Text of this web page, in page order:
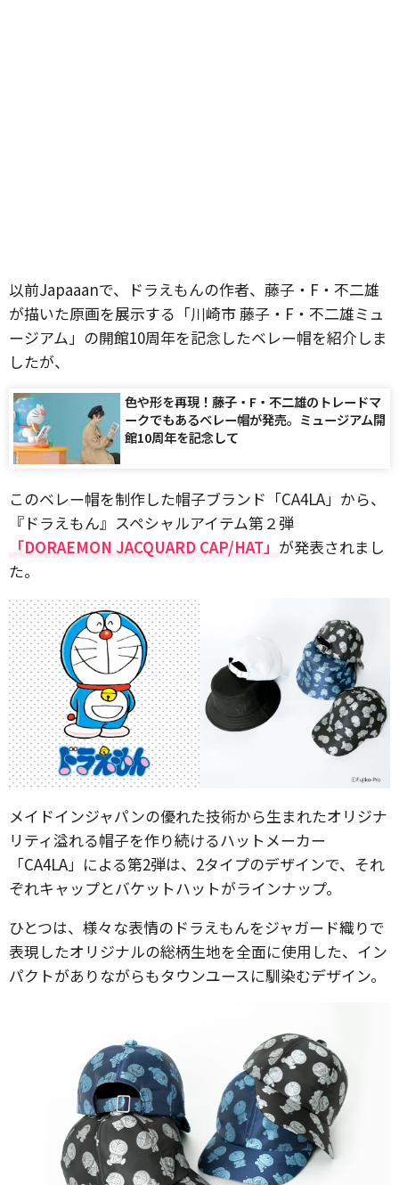
以前Japaaanで、ドラえもんの作者、藤子・F・不二雄
が描いた原画を展示する「川崎市 藤子・F・不二雄ミュ
ージアム」の開館10周年を記念したベレー帽を紹介しま
したが、
色や形を再現！藤子・F・不二雄のトレードマ
ークでもあるベレー帽が発売。ミュージアム開
館10周年を記念して
このベレー帽を制作した帽子ブランド「CA4LA」から、
『ドラえもん』スペシャルアイテム第２弾
「DORAEMON JACQUARD CAP/HAT」 が発表されまし
た。
メイドインジャパンの優れた技術から生まれたオリジナ
リティ溢れる帽子を作り続けるハットメーカー
「CA4LA」による第2弾は、2タイプのデザインで、それ
ぞれキャップとバケットハットがラインナップ。
ひとつは、様々な表情のドラえもんをジャガード織りで
表現したオリジナルの総柄生地を全面に使用した、イン
パクトがありながらもタウンユースに馴染むデザイン。